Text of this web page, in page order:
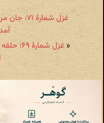
غزل شمارهٔ
«
غزل